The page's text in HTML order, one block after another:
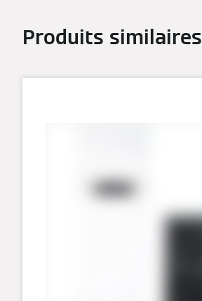
Produits similaires